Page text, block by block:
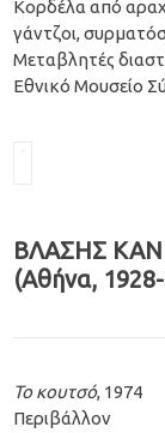
Κορδέλα από
γάντζοι,
Mεταβλητές
Εθνικό Μουσείο
ΒΛΑΣΗΣ
(Αθήνα,
Το κουτσό, 1974
Περιβάλλον